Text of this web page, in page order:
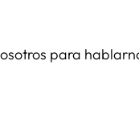
para